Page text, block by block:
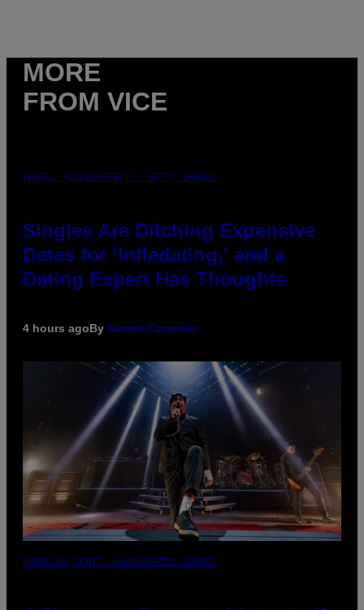
MORE
FROM VICE
PHOTO: PIXELSEFFECT / GETTY IMAGES
Singles Are Ditching Expensive
Dates for ‘Infladating,’ and a
Dating Expert Has Thoughts
4 hours agoBy Sammi Caramela
PHOTO BY SCOTT LEGATO/GETTY IMAGES